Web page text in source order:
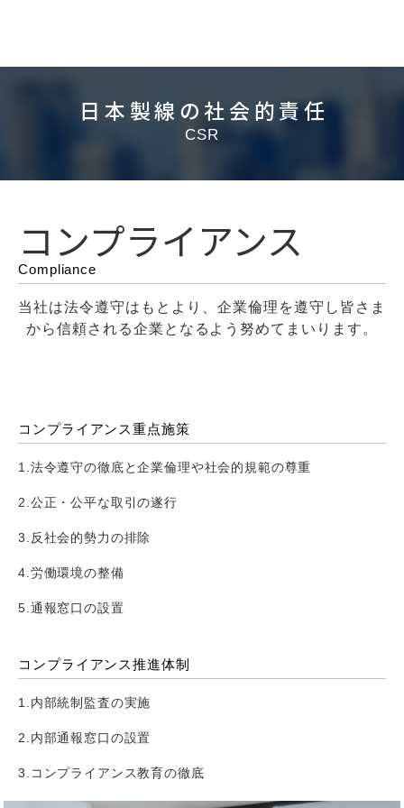
日本製線の社会的責任
CSR
コンプライアンス
Compliance
当社は法令遵守はもとより、企業倫理を遵守し皆さま
から信頼される企業となるよう努めてまいります。
コンプライアンス重点施策
1.法令遵守の徹底と企業倫理や社会的規範の尊重
2.公正・公平な取引の遂行
3.反社会的勢力の排除
4.労働環境の整備
5.通報窓口の設置
コンプライアンス推進体制
1.内部統制監査の実施
2.内部通報窓口の設置
3.コンプライアンス教育の徹底